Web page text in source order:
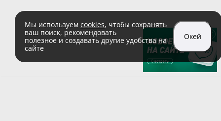
Мы используем cookies, чтобы сохранять
ваш поиск, рекомендовать
полезное и создавать другие удобства на
сайте
Окей